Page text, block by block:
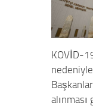
KOVİD-